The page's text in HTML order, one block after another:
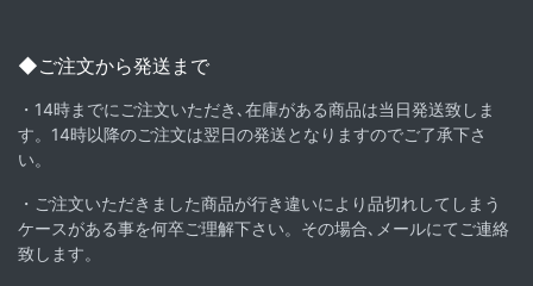
◆ご注文から発送まで
・14時までにご注文いただき､在庫がある商品は当日発送致しま
す。14時以降のご注文は翌日の発送となりますのでご了承下さ
い。
・ご注文いただきました商品が行き違いにより品切れしてしまう
ケースがある事を何卒ご理解下さい。その場合､メールにてご連絡
致します。